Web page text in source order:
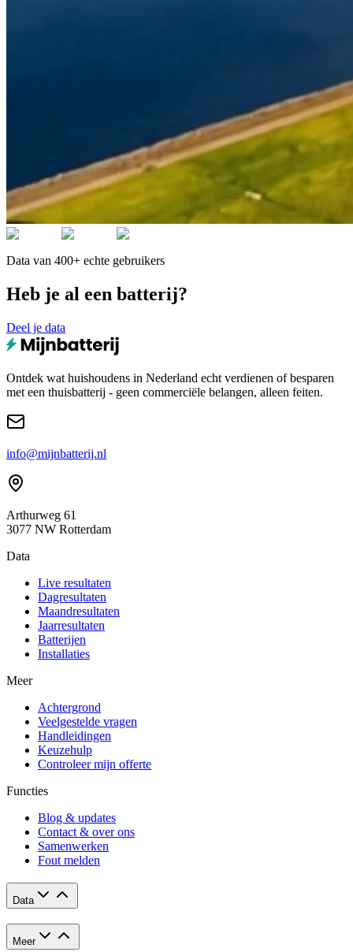
Data van 400+ echte gebruikers
Heb je al een batterij?
Deel je data
Ontdek wat huishoudens in Nederland echt verdienen of besparen
met een thuisbatterij - geen commerciële belangen, alleen feiten.
info@mijnbatterij.nl
Arthurweg 61
3077 NW Rotterdam
Data
Live resultaten
Dagresultaten
Maandresultaten
Jaarresultaten
Batterijen
Installaties
Meer
Achtergrond
Veelgestelde vragen
Handleidingen
Keuzehulp
Controleer mijn offerte
Functies
Blog & updates
Contact & over ons
Samenwerken
Fout melden
Data
Meer